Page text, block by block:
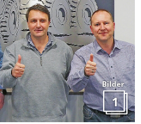
Bilder
1